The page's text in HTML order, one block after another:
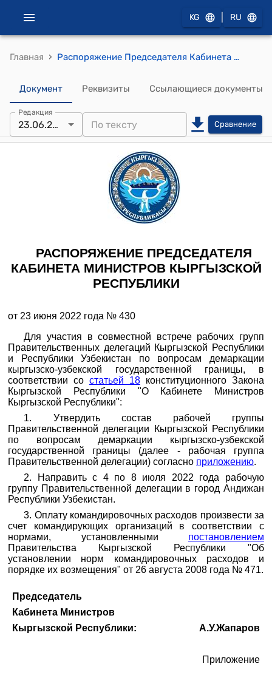
KG RU
Главная › Распоряжение Председателя Кабинета Министров КР от 23 июня 2022 года № 430 "Об утверждении состава рабочей группы Правительственной делегации Кыргызской Республики по вопросам демаркации кыргызско-узбекской государственной границы"
Документ Реквизиты Ссылающиеся документы
Редакция
23.06.2022 Сравнение